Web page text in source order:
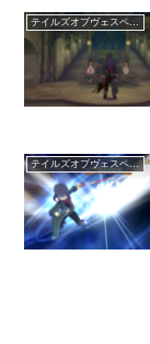
テイルズオブヴェスペリア リマスター
テイルズオブヴェスペリア リマスター